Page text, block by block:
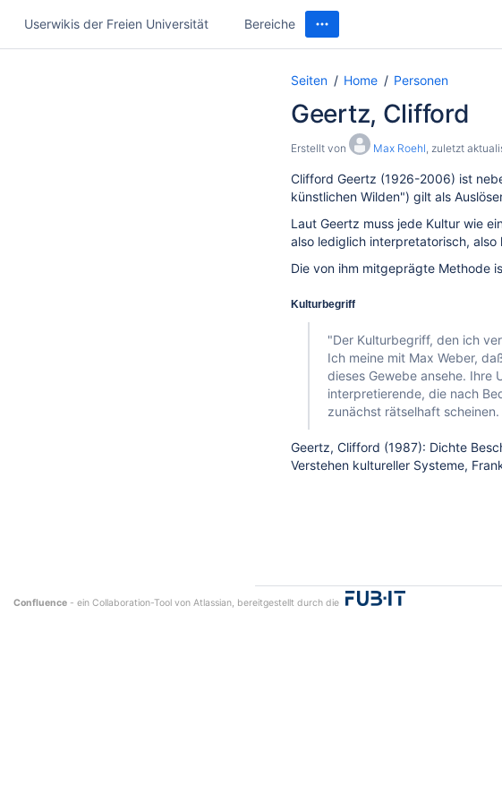
Userwikis der Freien Universität Bereiche
Seiten Home Personen
Geertz, Clifford
Erstellt von Max Roehl, zuletzt
Clifford Geertz (1926-2006) ist
künstlichen Wilden") gilt als
Laut Geertz muss jede Kultur wie
also lediglich interpretatorisch,
Die von ihm mitgeprägte Methode
Kulturbegriff
"Der Kulturbegriff, den ich
Ich meine mit Max Weber,
dieses Gewebe ansehe. Ihre
interpretierende, die nach
zunächst rätselhaft
Geertz, Clifford (1987): Dichte
Verstehen kultureller Systeme,
Confluence - ein Collaboration-Tool von Atlassian, bereitgestellt durch die